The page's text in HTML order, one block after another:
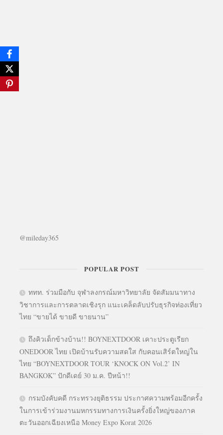
@mileday365
POPULAR POST
ททท. ร่วมมือกับ จุฬาลงกรณ์มหาวิทยาลัย จัดสัมมนาทาง
วิชาการและการตลาดเชิงรุก แนะเคล็ดลับปรับธุรกิจท่องเที่ยว
ไทย “ขายได้ ขายดี ขายนาน”
ถึงคิวเด็กข้างบ้าน!! BOYNEXTDOOR เคาะประตูเรียก
ONEDOOR ไทย เปิดบ้านรับความสดใส กับคอนเสิร์ตใหญ่ใน
ไทย “BOYNEXTDOOR TOUR ‘KNOCK ON Vol.2’ IN
BANGKOK” ปักดีเดย์ 30 ม.ค. ปีหน้า!!
กรมบังคับคดี กระทรวงยุติธรรม ประกาศความพร้อมอีกครั้ง
ในการเข้าร่วมงานมหกรรมทางการเงินครั้งยิ่งใหญ่ของภาค
ตะวันออกเฉียงเหนือ Money Expo Korat 2026